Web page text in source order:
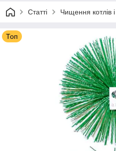
Статті Чищення котлів
Топ